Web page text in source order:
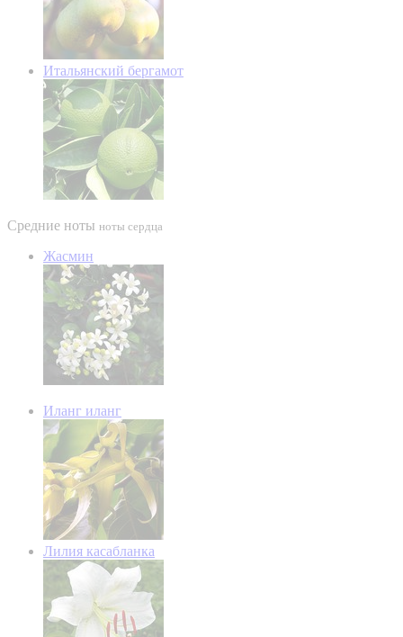
Итальянский бергамот
Средние ноты ноты сердца
Жасмин
Иланг иланг
Лилия касабланка